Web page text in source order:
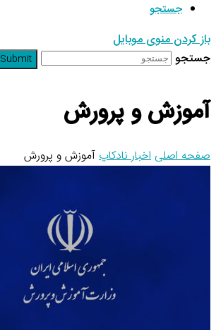
جستجو
باز کردن منوی موبایل
جستجو
Submit
آموزش و پرورش
صفحه اصلی اخبار نادکاپآموزش و پرورش